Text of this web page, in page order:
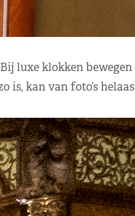
luxe klokken
is, kan van foto’s